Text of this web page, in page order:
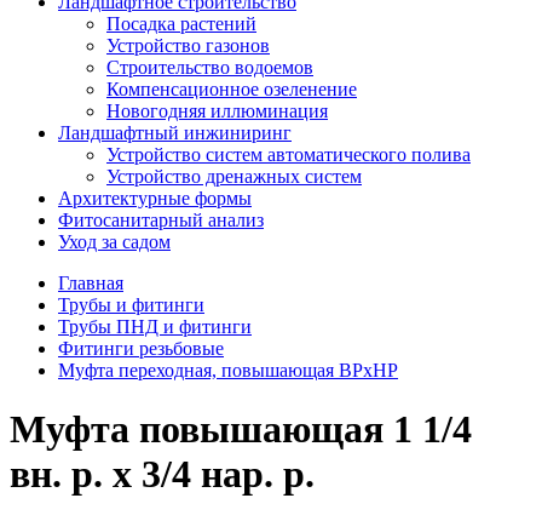
Посадка растений
Устройство газонов
Строительство водоемов
Компенсационное озеленение
Новогодняя иллюминация
Ландшафтный инжиниринг
Устройство систем автоматического полива
Устройство дренажных систем
Aрхитектурные формы
Фитосанитарный анализ
Уход за садом
Главная
Трубы и фитинги
Трубы ПНД и фитинги
Фитинги резьбовые
Муфта переходная, повышающая ВРхНР
Муфта повышающая 1 1/4
вн. р. х 3/4 нар. р.